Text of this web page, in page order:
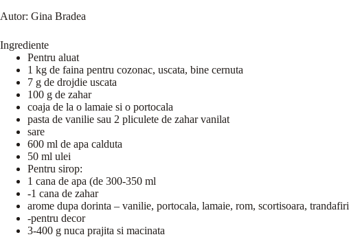
Autor: Gina Bradea
Ingrediente
Pentru aluat
1 kg de faina pentru cozonac, uscata, bine cernuta
7 g de drojdie uscata
100 g de zahar
coaja de la o lamaie si o portocala
pasta de vanilie sau 2 pliculete de zahar vanilat
sare
600 ml de apa calduta
50 ml ulei
Pentru sirop:
1 cana de apa (de 300-350 ml
-1 cana de zahar
arome dupa dorinta – vanilie, portocala, lamaie, rom, scortisoara, trandafiri
-pentru decor
3-400 g nuca prajita si macinata